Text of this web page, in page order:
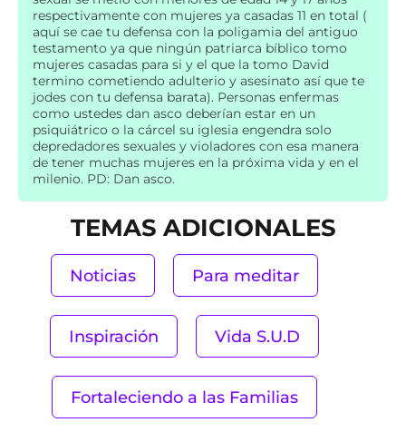
respectivamente con mujeres ya casadas 11 en total (
aquí se cae tu defensa con la poligamia del antiguo
testamento ya que ningún patriarca bíblico tomo
mujeres casadas para si y el que la tomo David
termino cometiendo adulterio y asesinato así que te
jodes con tu defensa barata). Personas enfermas
como ustedes dan asco deberían estar en un
psiquiátrico o la cárcel su iglesia engendra solo
depredadores sexuales y violadores con esa manera
de tener muchas mujeres en la próxima vida y en el
milenio. PD: Dan asco.
TEMAS ADICIONALES
Noticias Para meditar
Inspiración Vida S.U.D
Fortaleciendo a las Familias